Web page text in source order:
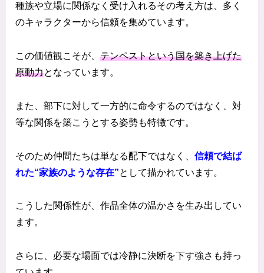
種族や立場に関係なく受け入れるその考え方は、多く
のキャラクターから信頼を集めています。
この価値観こそが、 テンペストという国を築き上げた
原動力となっています。
また、部下に対して一方的に命令するのではなく、対
等な関係を築こうとする姿勢も特徴です。
そのため仲間たちは単なる配下ではなく、 信頼で結ば
れた“家族のような存在”として描かれています。
こうした関係性が、作品全体の温かさを生み出してい
ます。
さらに、必要な場面では冷静に決断を下す強さも持っ